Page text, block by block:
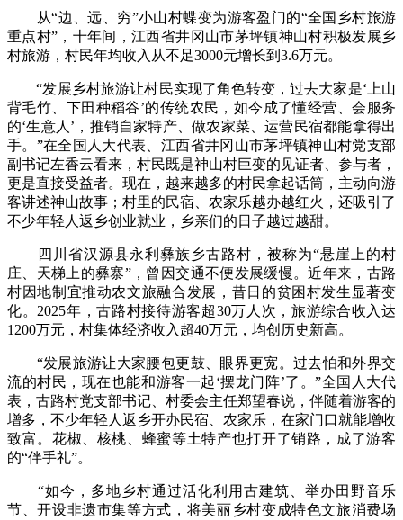
从“边、远、穷”小山村蝶变为游客盈门的“全国乡村旅游
重点村”，十年间，江西省井冈山市茅坪镇神山村积极发展乡
村旅游，村民年均收入从不足3000元增长到3.6万元。
“发展乡村旅游让村民实现了角色转变，过去大家是‘上山
背毛竹、下田种稻谷’的传统农民，如今成了懂经营、会服务
的‘生意人’，推销自家特产、做农家菜、运营民宿都能拿得出
手。”在全国人大代表、江西省井冈山市茅坪镇神山村党支部
副书记左香云看来，村民既是神山村巨变的见证者、参与者，
更是直接受益者。现在，越来越多的村民拿起话筒，主动向游
客讲述神山故事；村里的民宿、农家乐越办越红火，还吸引了
不少年轻人返乡创业就业，乡亲们的日子越过越甜。
四川省汉源县永利彝族乡古路村，被称为“悬崖上的村
庄、天梯上的彝寨”，曾因交通不便发展缓慢。近年来，古路
村因地制宜推动农文旅融合发展，昔日的贫困村发生显著变
化。2025年，古路村接待游客超30万人次，旅游综合收入达
1200万元，村集体经济收入超40万元，均创历史新高。
“发展旅游让大家腰包更鼓、眼界更宽。过去怕和外界交
流的村民，现在也能和游客一起‘摆龙门阵’了。”全国人大代
表，古路村党支部书记、村委会主任郑望春说，伴随着游客的
增多，不少年轻人返乡开办民宿、农家乐，在家门口就能增收
致富。花椒、核桃、蜂蜜等土特产也打开了销路，成了游客
的“伴手礼”。
“如今，多地乡村通过活化利用古建筑、举办田野音乐
节、开设非遗市集等方式，将美丽乡村变成特色文旅消费场